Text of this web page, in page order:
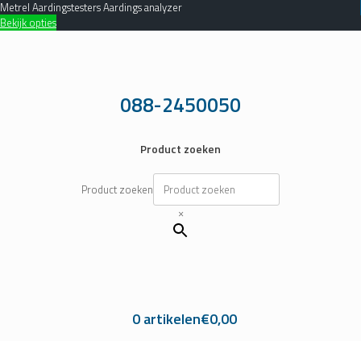
Metrel Aardingstesters Aardings analyzer
Bekijk opties
088-2450050
Product zoeken
Product zoeken
×
0 artikelen€0,00